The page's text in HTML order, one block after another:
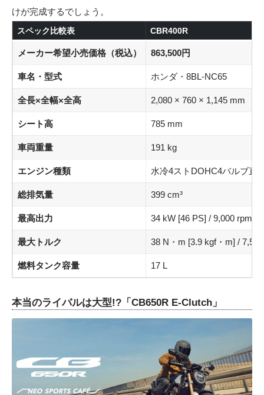
けが完成するでしょう。
スペック比較表 CBR400R
メーカー希望小売価格（税込） 863,500円
車名・型式 ホンダ・8BL-NC65
全長×全幅×全高 2,080 × 760 × 1,145 mm
シート高 785 mm
車両重量 191 kg
エンジン種類 水冷4ストDOHC4バルブ直
総排気量 399 cm³
最高出力 34 kW [46 PS] / 9,000 rpm
最大トルク 38 N・m [3.9 kgf・m] /
燃料タンク容量 17 L
本当のライバルは大型!?「CB650R E-Clutch」